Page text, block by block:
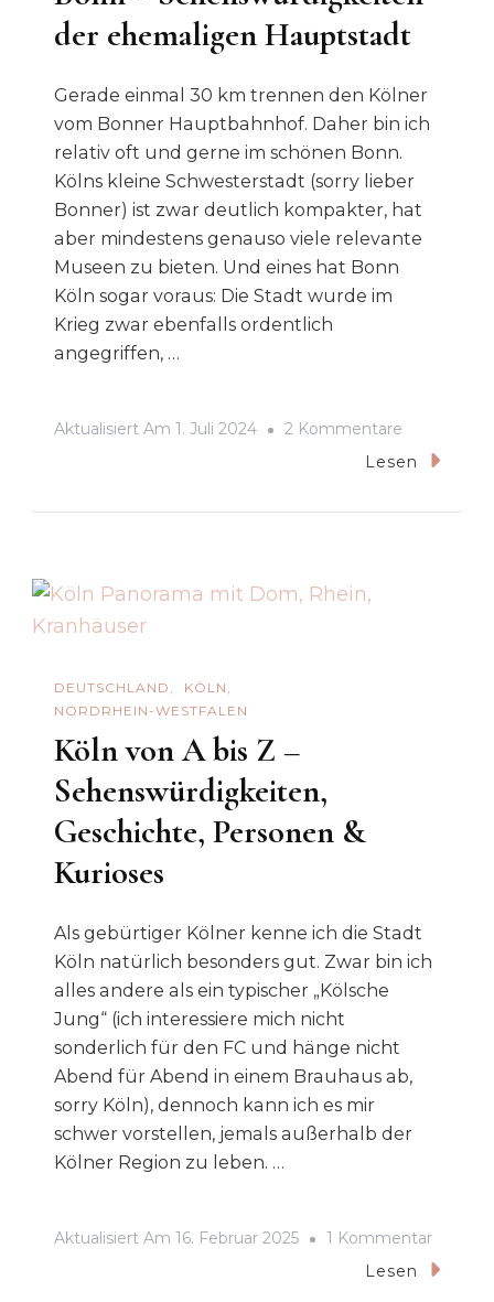
Sich?
der ehemaligen Hauptstadt
Gerade einmal 30 km trennen den Kölner
vom Bonner Hauptbahnhof. Daher bin ich
relativ oft und gerne im schönen Bonn.
Kölns kleine Schwesterstadt (sorry lieber
Bonner) ist zwar deutlich kompakter, hat
aber mindestens genauso viele relevante
Museen zu bieten. Und eines hat Bonn
Köln sogar voraus: Die Stadt wurde im
Krieg zwar ebenfalls ordentlich
angegriffen, …
Aktualisiert Am 1. Juli 2024 2 Kommentare
Bonn
Lesen
DEUTSCHLAND
KÖLN
NORDRHEIN-WESTFALEN
Köln von A bis Z –
Sehenswürdigkeiten,
Geschichte, Personen &
Kurioses
Als gebürtiger Kölner kenne ich die Stadt
Köln natürlich besonders gut. Zwar bin ich
alles andere als ein typischer „Kölsche
Jung“ (ich interessiere mich nicht
sonderlich für den FC und hänge nicht
Abend für Abend in einem Brauhaus ab,
sorry Köln), dennoch kann ich es mir
schwer vorstellen, jemals außerhalb der
Kölner Region zu leben. …
Aktualisiert Am 16. Februar 2025 1 KommentarZu
Köln
Lesen